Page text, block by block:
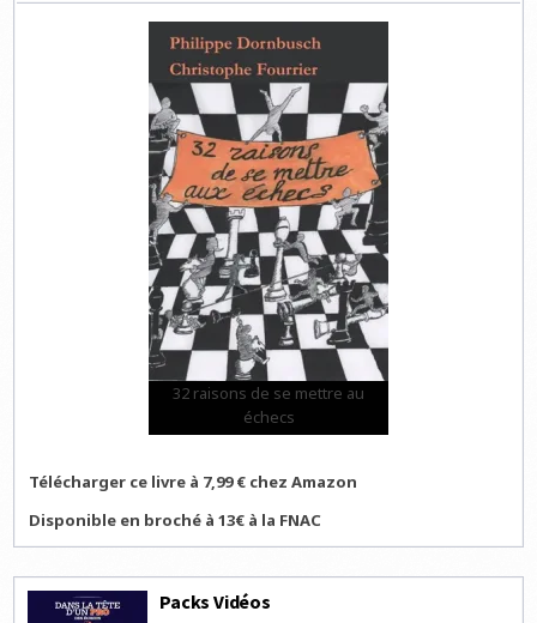
32 raisons de se mettre au
échecs
Télécharger ce livre à 7,99 € chez Amazon
Disponible en broché à 13€ à la FNAC
Packs Vidéos